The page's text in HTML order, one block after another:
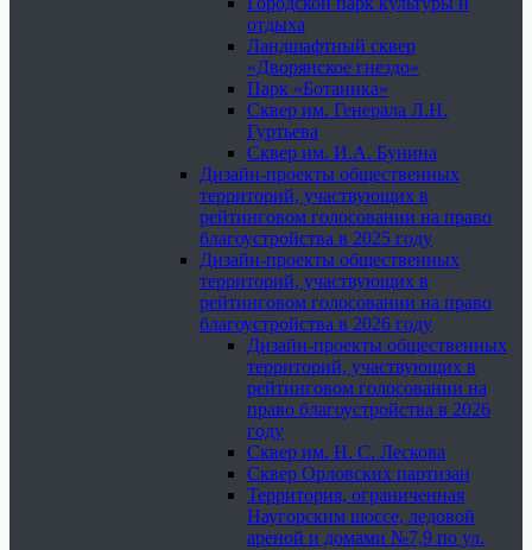
отдыха
Ландшафтный сквер
«Дворянское гнездо»
Парк «Ботаника»
Сквер им. Генерала Л.Н.
Гуртьева
Сквер им. И.А. Бунина
Дизайн-проекты общественных
территорий, участвующих в
рейтинговом голосовании на право
благоустройства в 2025 году
Дизайн-проекты общественных
территорий, участвующих в
рейтинговом голосовании на право
благоустройства в 2026 году
Дизайн-проекты общественных
территорий, участвующих в
рейтинговом голосовании на
право благоустройства в 2026
году
Сквер им. Н. С. Лескова
Сквер Орловских партизан
Территория, ограниченная
Наугорским шоссе, ледовой
ареной и домами №7,9 по ул.